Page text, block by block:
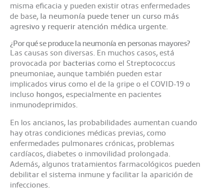
misma eficacia y pueden existir otras enfermedades
de base, la neumonía puede tener un curso más
agresivo y requerir atención médica urgente.
¿Por qué se produce la neumonía en personas mayores?
Las causas son diversas. En muchos casos, está
provocada por bacterias como el Streptococcus
pneumoniae, aunque también pueden estar
implicados virus como el de la gripe o el COVID-19 o
incluso hongos, especialmente en pacientes
inmunodeprimidos.
En los ancianos, las probabilidades aumentan cuando
hay otras condiciones médicas previas, como
enfermedades pulmonares crónicas, problemas
cardíacos, diabetes o inmovilidad prolongada.
Además, algunos tratamientos farmacológicos pueden
debilitar el sistema inmune y facilitar la aparición de
infecciones.